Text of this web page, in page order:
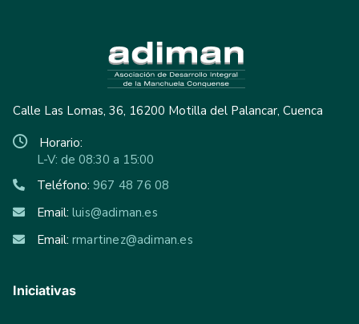
Calle Las Lomas, 36, 16200 Motilla del Palancar, Cuenca
Horario:
L-V: de 08:30 a 15:00
Teléfono: 967 48 76 08
Email: luis@adiman.es
Email: rmartinez@adiman.es
Iniciativas